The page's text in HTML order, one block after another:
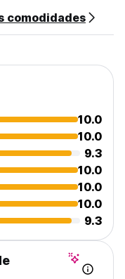
comodidades
10.0
10.0
9.3
10.0
10.0
10.0
9.3